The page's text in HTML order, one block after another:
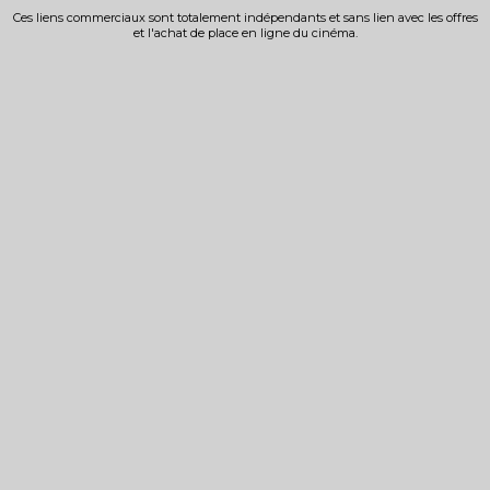
Ces liens commerciaux sont totalement indépendants et sans lien avec les offres
et l'achat de place en ligne du cinéma.